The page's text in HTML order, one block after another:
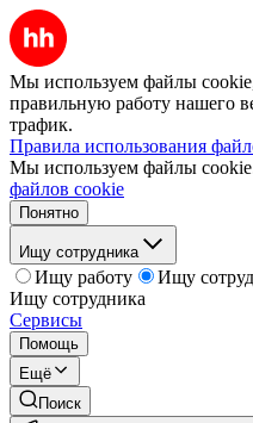
Мы используем файлы
правильную работу нашего
трафик.
Правила использования
Мы используем файлы
файлов cookie
Понятно
Ищу сотрудника
Ищу работу
Ищу
Ищу сотрудника
Сервисы
Помощь
Ещё
Поиск